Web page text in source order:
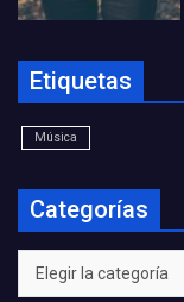
Etiquetas
Música
Categorías
Categorías